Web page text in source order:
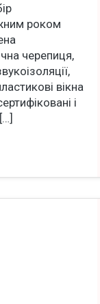
роком
черепиця,
вікна
і